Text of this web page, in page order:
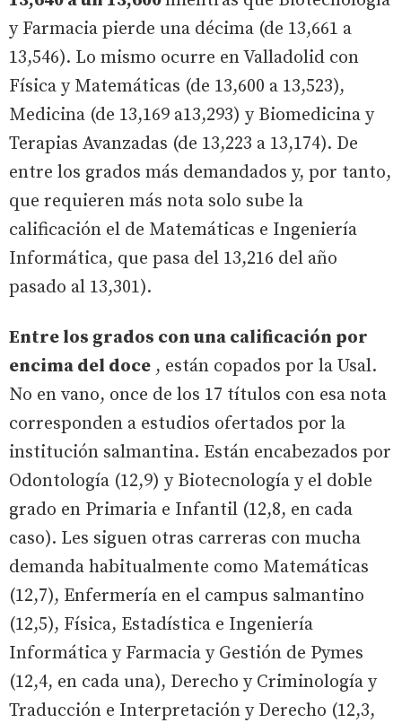
y Farmacia pierde una décima (de 13,661 a
13,546). Lo mismo ocurre en Valladolid con
Física y Matemáticas (de 13,600 a 13,523),
Medicina (de 13,169 a13,293) y Biomedicina y
Terapias Avanzadas (de 13,223 a 13,174). De
entre los grados más demandados y, por tanto,
que requieren más nota solo sube la
calificación el de Matemáticas e Ingeniería
Informática, que pasa del 13,216 del año
pasado al 13,301).
Entre los grados con una calificación por
encima del doce , están copados por la Usal.
No en vano, once de los 17 títulos con esa nota
corresponden a estudios ofertados por la
institución salmantina. Están encabezados por
Odontología (12,9) y Biotecnología y el doble
grado en Primaria e Infantil (12,8, en cada
caso). Les siguen otras carreras con mucha
demanda habitualmente como Matemáticas
(12,7), Enfermería en el campus salmantino
(12,5), Física, Estadística e Ingeniería
Informática y Farmacia y Gestión de Pymes
(12,4, en cada una), Derecho y Criminología y
Traducción e Interpretación y Derecho (12,3,